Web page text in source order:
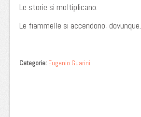
Le storie si moltiplicano.
Le fiammelle si accendono, dovunque.
Categorie: Eugenio Guarini